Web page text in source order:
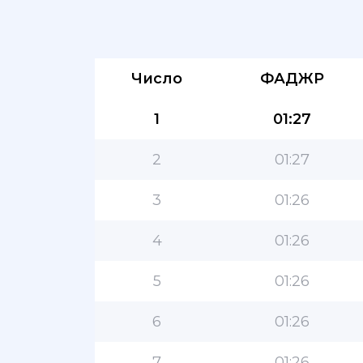
Число ФАДЖР
1 01:27
2 01:27
3 01:26
4 01:26
5 01:26
6 01:26